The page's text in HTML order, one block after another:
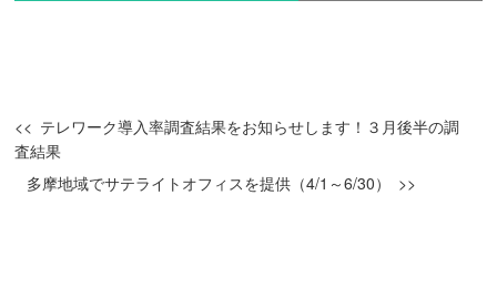
テレワーク導入率調査結果をお知らせします！３月後半の調
査結果
多摩地域でサテライトオフィスを提供（4/1～6/30）